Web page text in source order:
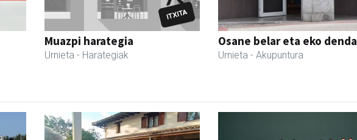
Muazpi harategia
Urnieta - Harategiak
Osane belar eta eko denda
Urnieta - Akupuntura